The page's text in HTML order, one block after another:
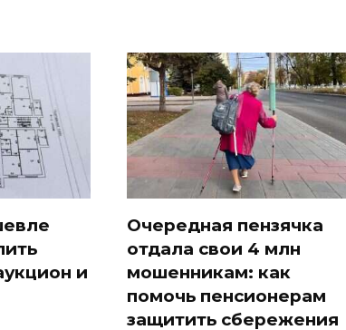
и
Очередная пензячка
отдала свои 4 млн
мошенникам: как
помочь пенсионерам
защитить сбережения